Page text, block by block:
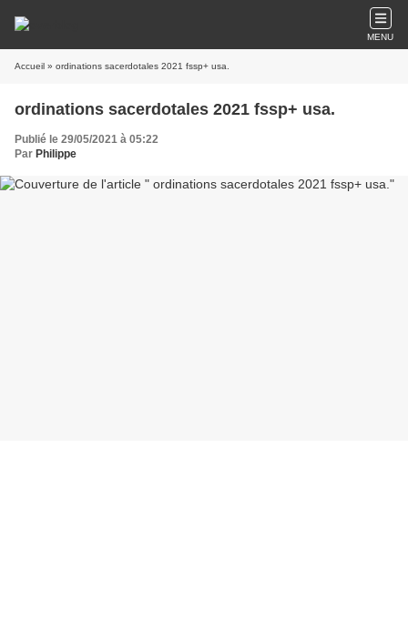
MENU
Accueil » ordinations sacerdotales 2021 fssp+ usa.
ordinations sacerdotales 2021 fssp+ usa.
Publié le 29/05/2021 à 05:22
Par Philippe